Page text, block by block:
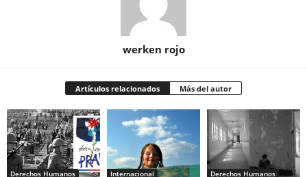
werken rojo
Artículos relacionados Más del autor
Derechos Humanos Internacional Derechos Humanos